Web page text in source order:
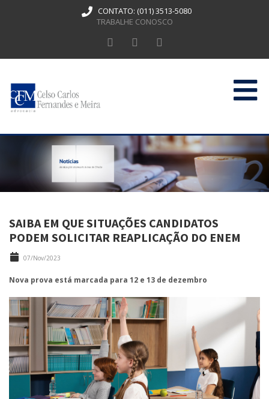
CONTATO: (011) 3513-5080
TRABALHE CONOSCO
HOME
QUEM SOMOS
ATUAÇÃO
CONTATO
SAIBA EM QUE SITUAÇÕES CANDIDATOS
PODEM SOLICITAR REAPLICAÇÃO DO ENEM
07/Nov/2023
Nova prova está marcada para 12 e 13 de dezembro